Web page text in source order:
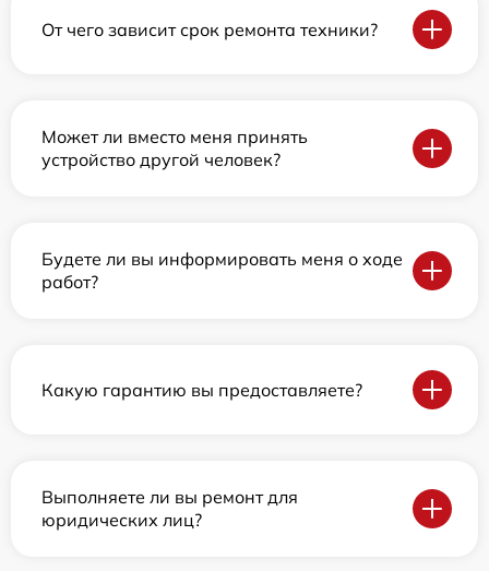
От чего зависит срок ремонта техники?
Может ли вместо меня принять
устройство другой человек?
Будете ли вы информировать меня о ходе
работ?
Какую гарантию вы предоставляете?
Выполняете ли вы ремонт для
юридических лиц?